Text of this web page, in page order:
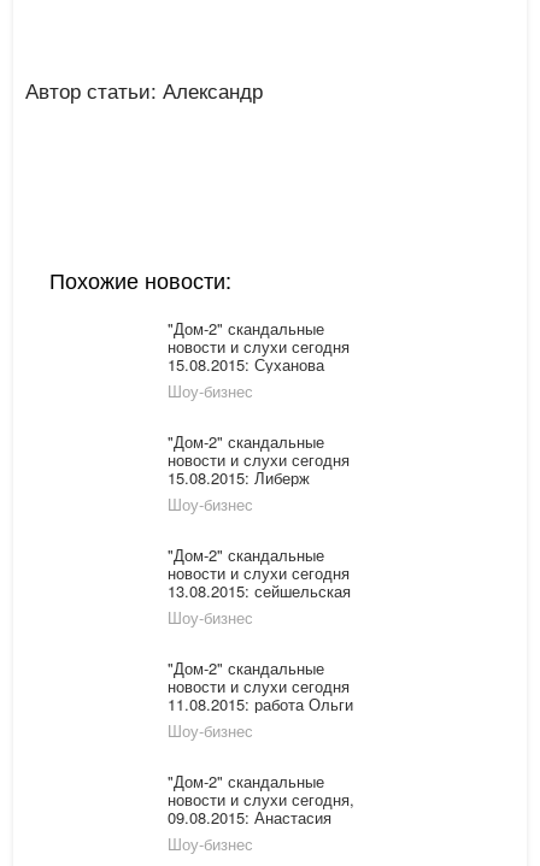
Автор статьи: Александр
Похожие новости:
"Дом-2" скандальные
новости и слухи сегодня
15.08.2015: Суханова
недовольна
организаторами, у
Шоу-бизнес
"Дом-2" скандальные
новости и слухи сегодня
15.08.2015: Либерж
Кпадону страдает от
воздержания, Евгений
Шоу-бизнес
"Дом-2" скандальные
новости и слухи сегодня
13.08.2015: сейшельская
интрига, подготовка к
конкурсу «Человек года
Шоу-бизнес
"Дом-2" скандальные
новости и слухи сегодня
11.08.2015: работа Ольги
Рапунцель продолжает
быть камнем
Киушкина отпразднует
юбилей на проекте
Шоу-бизнес
"Дом-2" скандальные
новости и слухи сегодня,
09.08.2015: Анастасия
Киушкина ушла с проекта,
Задойнов и Камирен
Шоу-бизнес